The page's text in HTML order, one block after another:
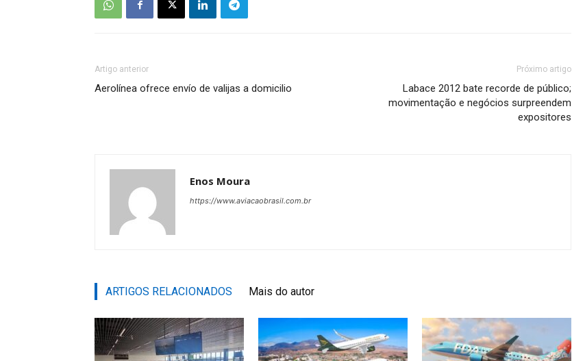
Artigo anterior
Aerolínea ofrece envío de valijas a domicilio
Próximo artigo
Labace 2012 bate recorde de público;
movimentação e negócios surpreendem
expositores
Enos Moura
https://www.aviacaobrasil.com.br
ARTIGOS RELACIONADOS Mais do autor